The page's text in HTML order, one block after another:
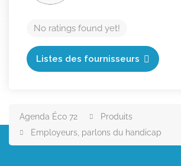
No ratings found yet!
Listes des fournisseurs
Agenda Éco 72
Produits
Employeurs, parlons du handicap